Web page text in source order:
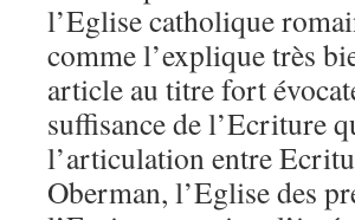
l’Eglise catholique
comme l’explique très
article au titre fort
suffisance de l’Ecriture
l’articulation entre
Oberman, l’Eglise des